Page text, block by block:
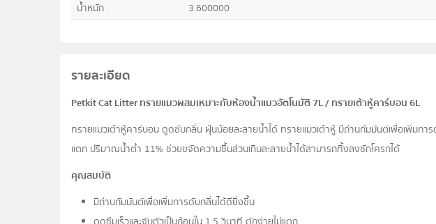
น้ำหนัก
3.600000
รายละเอียด
Petkit Cat Litter ทรายแมวผสมเหมาะกับห้องน้ำแมวอัตโนมัติ 7L / ทรายเต้าหู้คาร์บอน 6L
ทรายแมวเต้าหู้คาร์บอน ดูดซับกลิ่น ฝุ่นน้อยละลายน้ำได้ ทรายแมวเต้าหู้ มีถ่านกัมมันต์เพื่อเพิ่มกา
แตก ปริมาณน้ำต่ำ 11% ช่วยขจัดความชื้นส่วนเกินละลายน้ำได้สามารถทิ้งลงชักโครกได้
คุณสมบัติ
มีถ่านกัมมันต์เพื่อเพิ่มการดับกลิ่นได้ดียิ่งขึ้น